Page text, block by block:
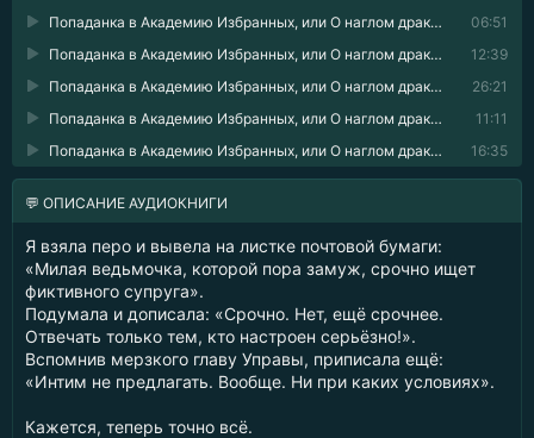
06:51
Попаданка в Академию Избранных, или О наглом драконе замолвите слово 34
12:39
Попаданка в Академию Избранных, или О наглом драконе замолвите слово 35
26:21
Попаданка в Академию Избранных, или О наглом драконе замолвите слово 36
11:11
Попаданка в Академию Избранных, или О наглом драконе замолвите слово 37
16:35
Попаданка в Академию Избранных, или О наглом драконе замолвите слово 38
💬 ОПИСАНИЕ АУДИОКНИГИ
Я взяла перо и вывела на листке почтовой бумаги:
«Милая ведьмочка, которой пора замуж, срочно ищет
фиктивного супруга».
Подумала и дописала: «Срочно. Нет, ещё срочнее.
Отвечать только тем, кто настроен серьёзно!».
Вспомнив мерзкого главу Управы, приписала ещё:
«Интим не предлагать. Вообще. Ни при каких условиях».
Кажется, теперь точно всё.